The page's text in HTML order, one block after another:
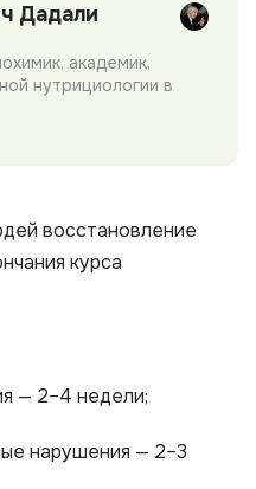
Дадали
академик,
нутрициологии в
восстановление
курса
— 2–4 недели;
нарушения — 2–3